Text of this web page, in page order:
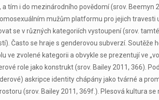
tím i do mezinárodního povědomí (srov. Beemyn
mužům platformu pro jejich travesti
se v různých kategoriích vystoupení (srov.
Často se hraje s genderovou subverzí. Soutěže
zvolené kategorii a obvykle se prezentují ve
role jako konstrukt (srov. Bailey 2011, 366).
askripce identity chápány jako tvárné a
(srov. Bailey 2011, 369f.). Plesová kultura